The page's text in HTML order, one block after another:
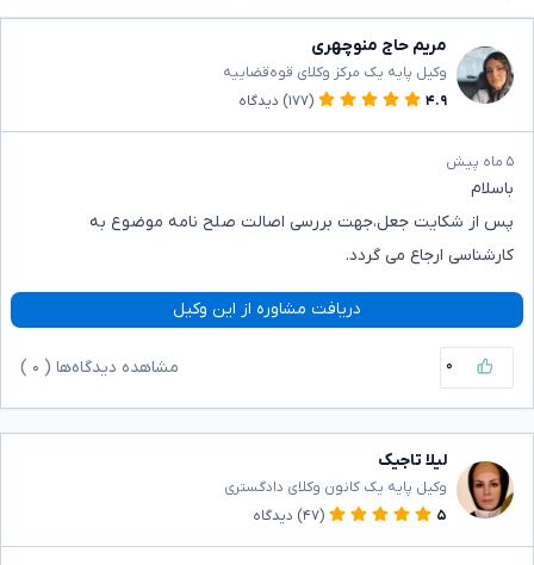
مریم حاج منوچهری
وکیل پایه یک مرکز وکلای قوه‌قضاییه
۴.۹
(۱۷۷) دیدگاه
۵ ماه پیش
باسلام
پس از شکایت جعل،جهت بررسی اصالت صلح نامه موضوع به
کارشناسی ارجاع می گردد.
دریافت مشاوره از این وکیل
۰ مشاهده دیدگاه‌ها ( ۰
لیلا تاجیک
وکیل پایه یک کانون وکلای دادگستری
۵
(۴۷) دیدگاه